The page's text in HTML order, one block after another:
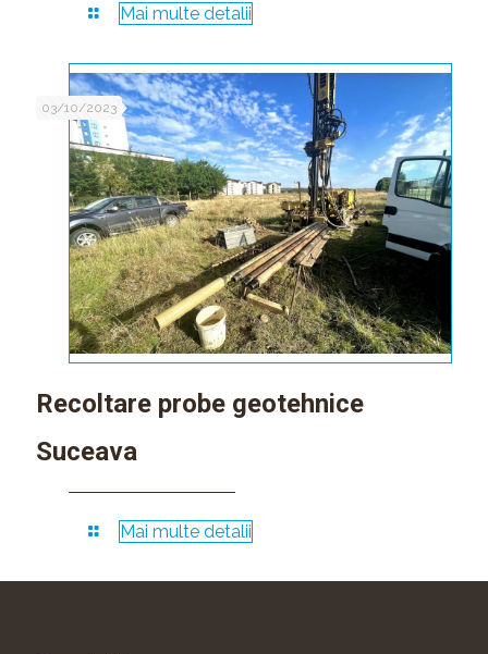
Mai multe detalii
03/10/2023
Recoltare probe geotehnice
Suceava
Mai multe detalii